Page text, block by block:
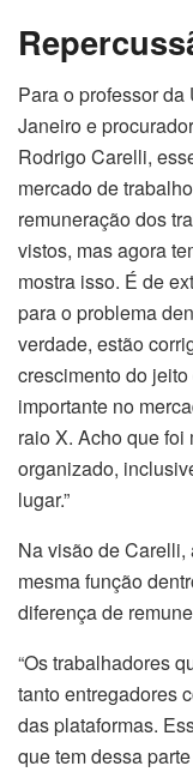
Para o professor
Janeiro e
Rodrigo Carelli,
mercado de
remuneração dos
vistos, mas agora
mostra isso. É de
para o problema
verdade, estão
crescimento do
importante no
raio X. Acho que foi
organizado,
lugar.”
Na visão de
mesma função
diferença de
“Os trabalhadores
tanto entregadores
das plataformas.
que tem dessa